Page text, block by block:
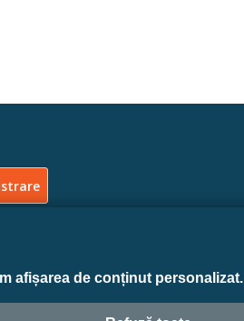
afișarea de conținut